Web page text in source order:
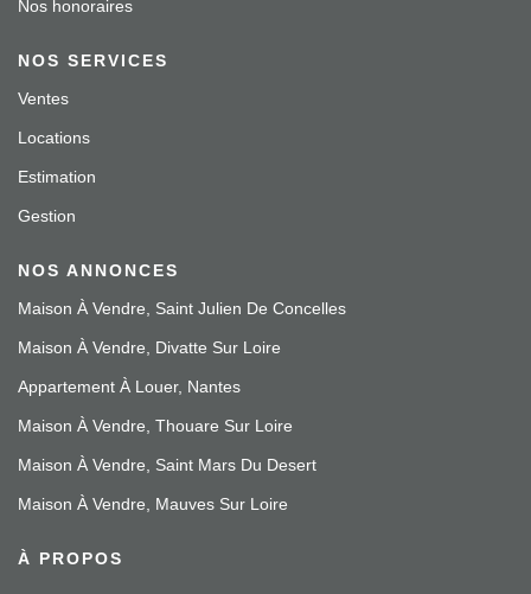
Nos honoraires
NOS SERVICES
Ventes
Locations
Estimation
Gestion
NOS ANNONCES
Maison À Vendre, Saint Julien De Concelles
Maison À Vendre, Divatte Sur Loire
Appartement À Louer, Nantes
Maison À Vendre, Thouare Sur Loire
Maison À Vendre, Saint Mars Du Desert
Maison À Vendre, Mauves Sur Loire
À PROPOS